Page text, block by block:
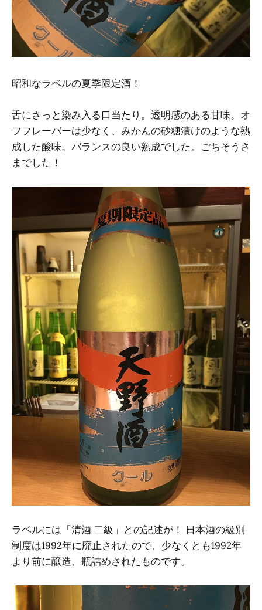
昭和なラベルの夏季限定酒！
舌にさっと染み入る口当たり。透明感のある甘味。オ
フフレーバーは少なく、みかんの砂糖漬けのような熟
成した酸味。バランスの良い熟成でした。ごちそうさ
までした！
ラベルには「清酒 二級」との記述が！ 日本酒の級別
制度は1992年に廃止されたので、少なくとも1992年
より前に醸造、瓶詰めされたものです。